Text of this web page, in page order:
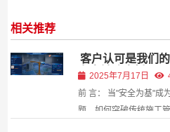
相关推荐
客户认可是我们
力中铁建大桥局甬
障
2025年7月17日
前 言： 当"安全为基"成
题，如何突破传统施工